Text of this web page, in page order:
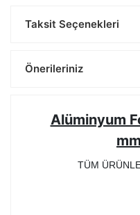
Taksit Seçenekleri
Önerileriniz
Alüminyum
TÜM